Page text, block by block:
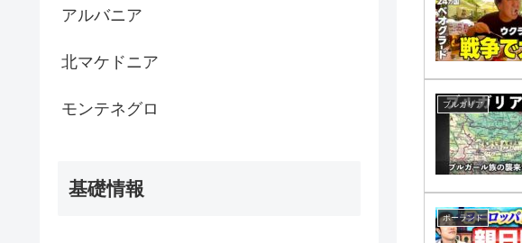
ブルガリア
ポーランド
アルバニア
北マケドニア
モンテネグロ
基礎情報